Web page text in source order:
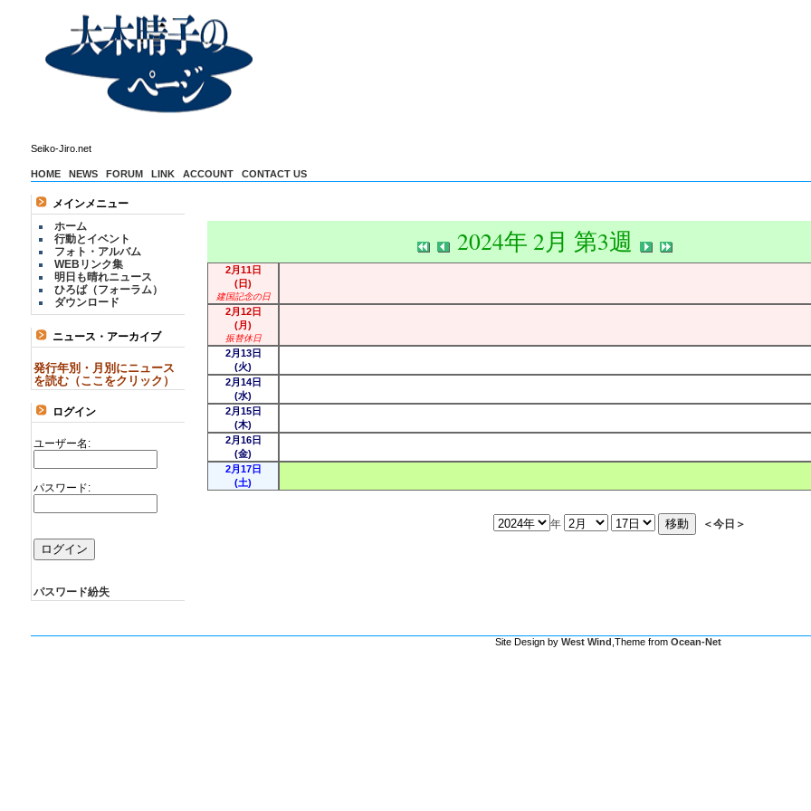
Seiko-Jiro.net
HOME NEWS FORUM LINK ACCOUNT CONTACT US
メインメニュー
ホーム
行動とイベント
フォト・アルバム
WEBリンク集
明日も晴れニュース
ひろば（フォーラム）
ダウンロード
ニュース・アーカイブ
発行年別・月別にニュース
を読む（ここをクリック）
ログイン
ユーザー名:
パスワード:
パスワード紛失
2024年 2月 第3週
2月11日
(日)
建国記念の日
2月12日
(月)
振替休日
2月13日
(火)
2月14日
(水)
2月15日
(木)
2月16日
(金)
2月17日
(土)
年 ＜今日＞
Site Design by West Wind ,Theme from Ocean-Net